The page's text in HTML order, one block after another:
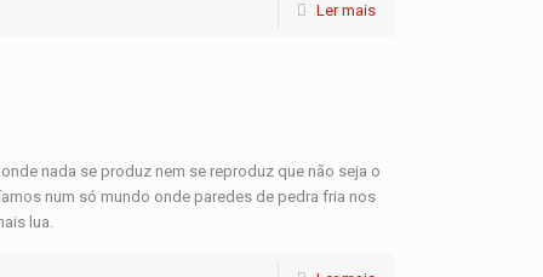
Ler mais
nada se produz nem se reproduz que não seja o
num só mundo onde paredes de pedra fria nos
lua.